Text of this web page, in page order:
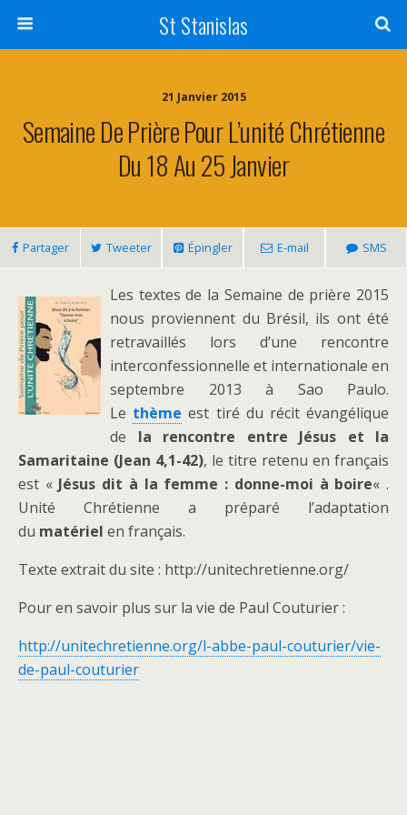
St Stanislas
21 Janvier 2015
Semaine De Prière Pour L’unité Chrétienne
Du 18 Au 25 Janvier
Partager Tweeter Épingler E-mail SMS
Les textes de la Semaine de prière 2015
nous proviennent du Brésil, ils ont été
retravaillés lors d’une rencontre
interconfessionnelle et internationale en
septembre 2013 à Sao Paulo.
Le thème est tiré du récit évangélique
de la rencontre entre Jésus et la
Samaritaine (Jean 4,1-42), le titre retenu en français
est « Jésus dit à la femme : donne-moi à boire« .
Unité Chrétienne a préparé l’adaptation
du matériel en français.
Texte extrait du site : http://unitechretienne.org/
Pour en savoir plus sur la vie de Paul Couturier :
http://unitechretienne.org/l-abbe-paul-couturier/vie-
de-paul-couturier